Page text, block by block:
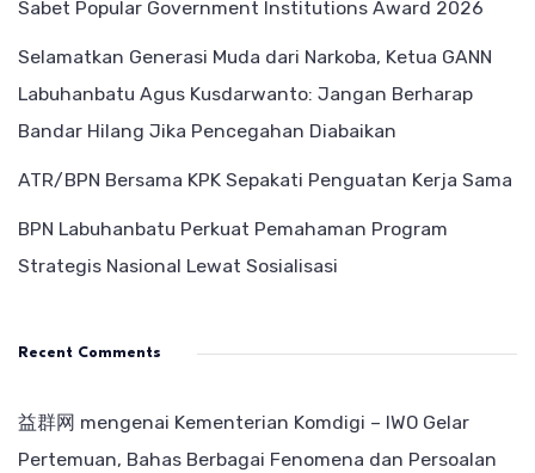
Sabet Popular Government Institutions Award 2026
Selamatkan Generasi Muda dari Narkoba, Ketua GANN
Labuhanbatu Agus Kusdarwanto: Jangan Berharap
Bandar Hilang Jika Pencegahan Diabaikan
ATR/BPN Bersama KPK Sepakati Penguatan Kerja Sama
BPN Labuhanbatu Perkuat Pemahaman Program
Strategis Nasional Lewat Sosialisasi
Recent Comments
益群网 mengenai Kementerian Komdigi – IWO Gelar
Pertemuan, Bahas Berbagai Fenomena dan Persoalan